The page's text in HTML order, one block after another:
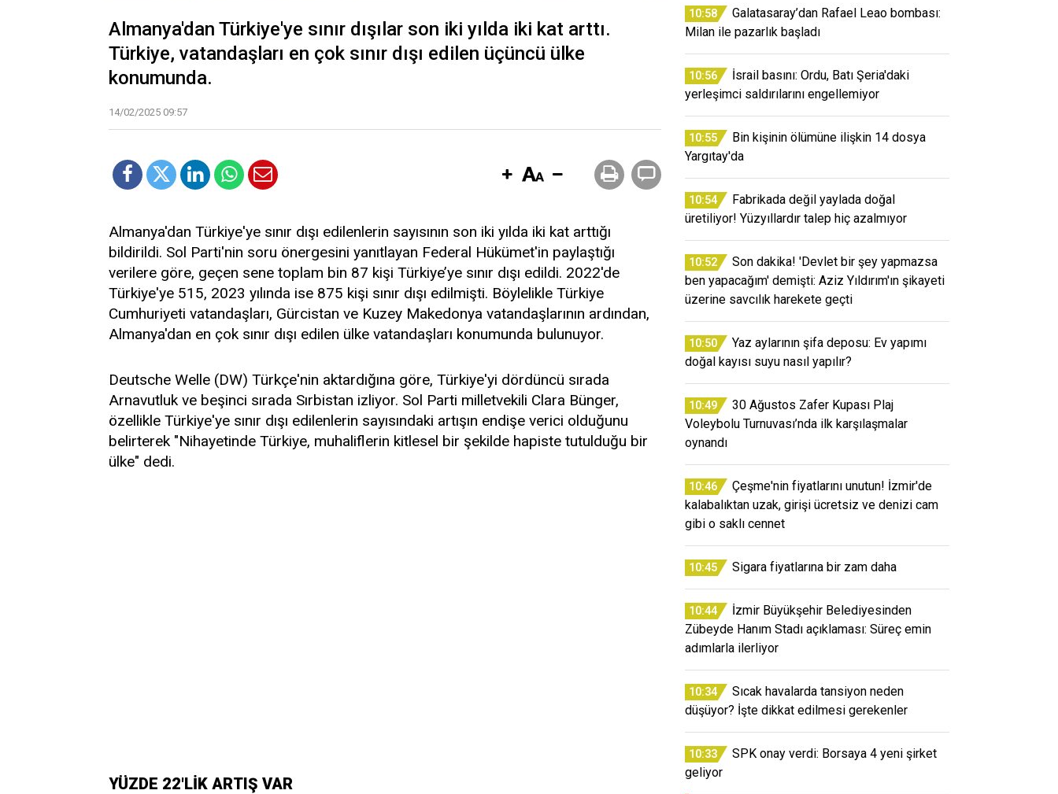
Almanya'dan Türkiye'ye sınır dışılar son iki yılda iki kat arttı.
Türkiye, vatandaşları en çok sınır dışı edilen üçüncü ülke
konumunda.
14/02/2025 09:57
Almanya'dan Türkiye'ye sınır dışı edilenlerin sayısının son iki yılda iki kat arttığı
bildirildi. Sol Parti'nin soru önergesini yanıtlayan Federal Hükümet'in paylaştığı
verilere göre, geçen sene toplam bin 87 kişi Türkiye’ye sınır dışı edildi. 2022'de
Türkiye'ye 515, 2023 yılında ise 875 kişi sınır dışı edilmişti. Böylelikle Türkiye
Cumhuriyeti vatandaşları, Gürcistan ve Kuzey Makedonya vatandaşlarının ardından,
Almanya'dan en çok sınır dışı edilen ülke vatandaşları konumunda bulunuyor.
Deutsche Welle (DW) Türkçe'nin aktardığına göre, Türkiye'yi dördüncü sırada
Arnavutluk ve beşinci sırada Sırbistan izliyor. Sol Parti milletvekili Clara Bünger,
özellikle Türkiye'ye sınır dışı edilenlerin sayısındaki artışın endişe verici olduğunu
belirterek "Nihayetinde Türkiye, muhaliflerin kitlesel bir şekilde hapiste tutulduğu bir
ülke" dedi.
YÜZDE 22'LİK ARTIŞ VAR
10:58
Galatasaray’dan Rafael Leao bombası:
Milan ile pazarlık başladı
10:56
İsrail basını: Ordu, Batı Şeria'daki
yerleşimci saldırılarını engellemiyor
10:55
Bin kişinin ölümüne ilişkin 14 dosya
Yargıtay'da
10:54
Fabrikada değil yaylada doğal
üretiliyor! Yüzyıllardır talep hiç azalmıyor
10:52
Son dakika! 'Devlet bir şey yapmazsa
ben yapacağım' demişti: Aziz Yıldırım'ın şikayeti
üzerine savcılık harekete geçti
10:50
Yaz aylarının şifa deposu: Ev yapımı
doğal kayısı suyu nasıl yapılır?
10:49
30 Ağustos Zafer Kupası Plaj
Voleybolu Turnuvası’nda ilk karşılaşmalar
oynandı
10:46
Çeşme'nin fiyatlarını unutun! İzmir'de
kalabalıktan uzak, girişi ücretsiz ve denizi cam
gibi o saklı cennet
10:45 Sigara fiyatlarına bir zam daha
10:44
İzmir Büyükşehir Belediyesinden
Zübeyde Hanım Stadı açıklaması: Süreç emin
adımlarla ilerliyor
10:34
Sıcak havalarda tansiyon neden
düşüyor? İşte dikkat edilmesi gerekenler
10:33
SPK onay verdi: Borsaya 4 yeni şirket
geliyor